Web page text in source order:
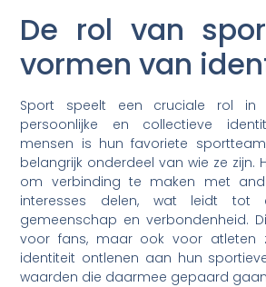
De rol van
vormen van
Sport speelt een cruciale rol in
persoonlijke en collectieve
mensen is hun favoriete
belangrijk onderdeel van wie ze zijn.
om verbinding te maken met
interesses delen, wat leidt tot
gemeenschap en verbondenheid.
voor fans, maar ook voor atleten
identiteit ontlenen aan hun
waarden die daarmee gepaard